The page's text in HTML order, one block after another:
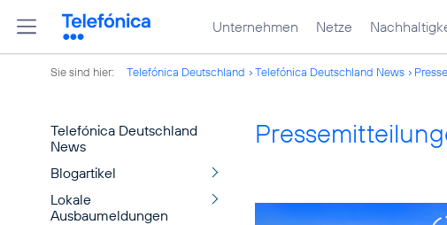
Unternehmen Netze
Sie sind hier: Telefónica Deutschland Telefónica Deutschland News
Telefónica Deutschland
News
Blogartikel
Lokale
Ausbaumeldungen